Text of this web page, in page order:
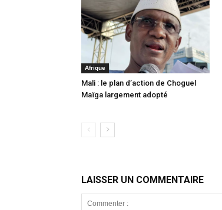
Afrique
Mali : le plan d’action de Choguel
Maïga largement adopté
LAISSER UN COMMENTAIRE